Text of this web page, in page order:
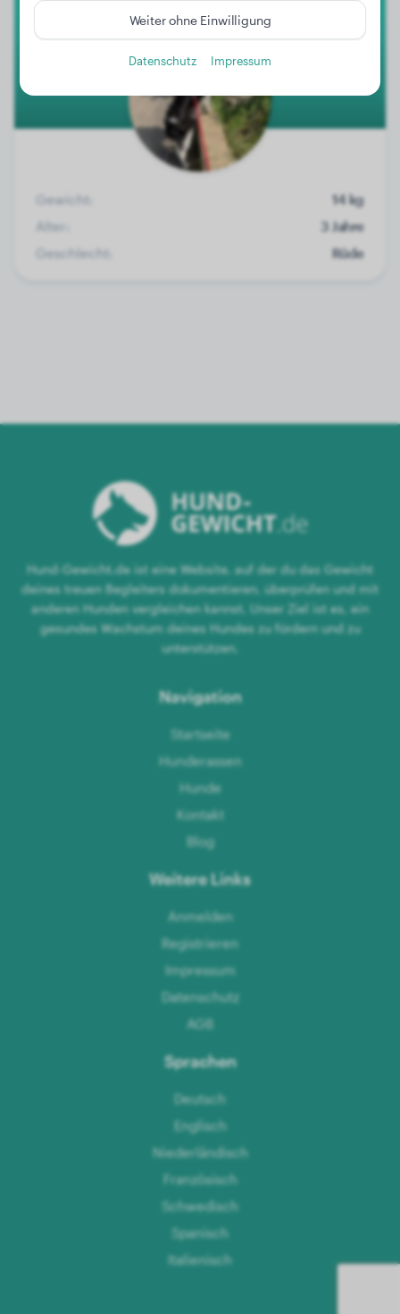
Gewicht:
14 kg
Alter:
3 Jahre
Geschlecht:
Rüde
Hund-Gewicht.de ist eine Website, auf der du das Gewicht
deines treuen Begleiters dokumentieren, überprüfen und mit
anderen Hunden vergleichen kannst. Unser Ziel ist es, ein
gesundes Wachstum deines Hundes zu fördern und zu
unterstützen.
Navigation
Startseite
Hunderassen
Hunde
Kontakt
Blog
Weitere Links
Anmelden
Registrieren
Impressum
Datenschutz
AGB
Sprachen
Deutsch
Englisch
Niederländisch
Französisch
Schwedisch
Spanisch
Italienisch
Weiter ohne Einwilligung
Datenschutz Impressum